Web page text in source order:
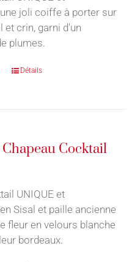
joli coiffe à porter sur
et crin, garni d'un
plumes.
Détails
Cocktail
UNIQUE et
Sisal et paille ancienne
fleur en velours blanche
bordeaux.